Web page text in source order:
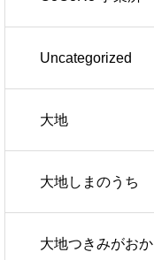
Uncategorized
大地
大地しまのうち
大地つきみがおか